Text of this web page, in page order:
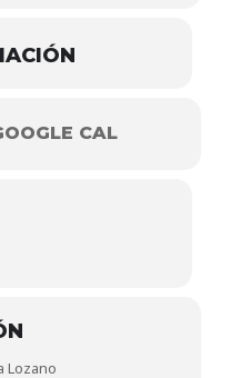
CAL
Lozano